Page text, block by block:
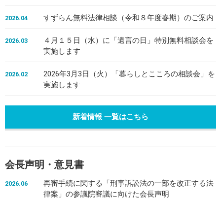
2026.04 すずらん無料法律相談（令和８年度春期）のご案内
2026.03
４月１５日（水）に「遺言の日」特別無料相談会を
実施します
2026.02
2026年3月3日（火）「暮らしとこころの相談会」を
実施します
新着情報 一覧はこちら
会長声明・意見書
2026.06
再審手続に関する「刑事訴訟法の一部を改正する法
律案」の参議院審議に向けた会長声明